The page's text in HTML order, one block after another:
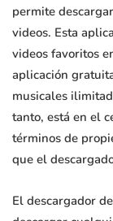
permite
videos. Esta
videos favoritos
aplicación
musicales
tanto, está en el
términos de
que el
El descargador